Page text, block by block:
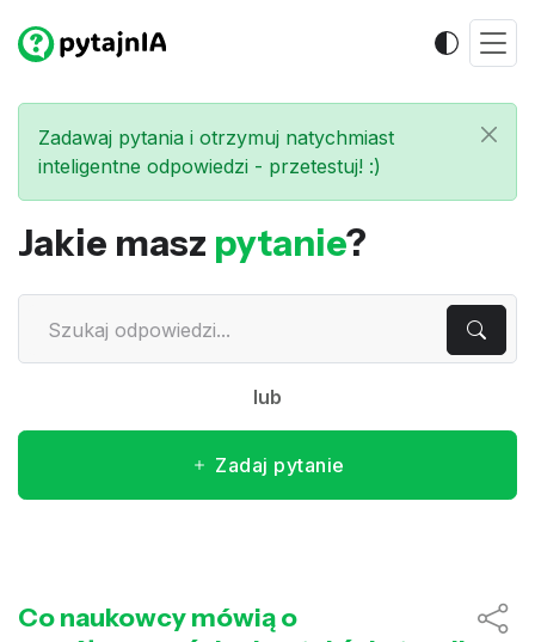
Zadawaj pytania i otrzymuj natychmiast
inteligentne odpowiedzi - przetestuj! :)
Jakie masz pytanie?
lub
Zadaj pytanie
Co naukowcy mówią o